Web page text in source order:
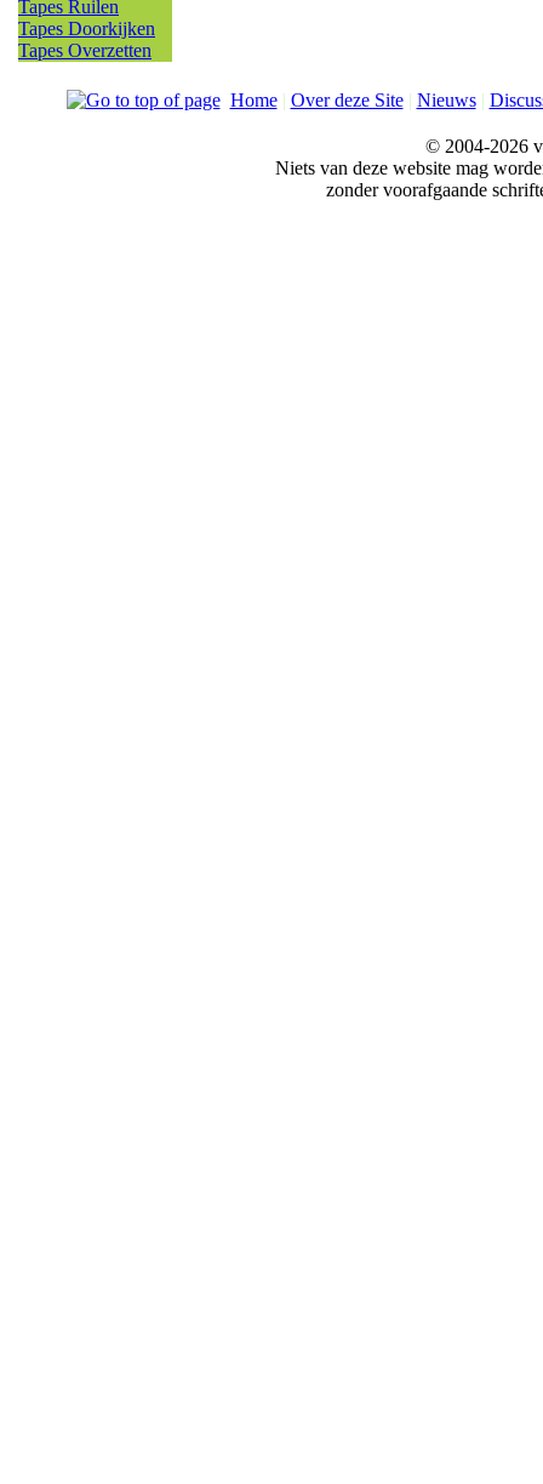
Tapes Ruilen
Tapes Doorkijken
Tapes Overzetten
Home| Over deze Site| Nieuws|
© 2004-2026
Niets van deze website mag
zonder voorafgaande